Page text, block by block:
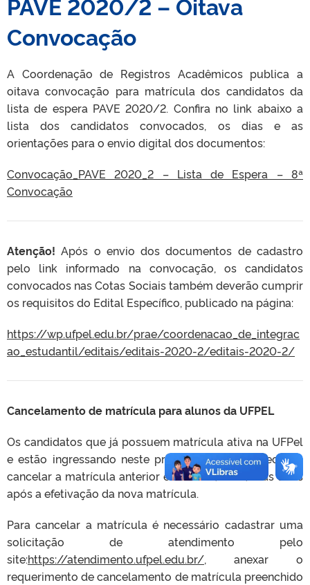
TELEFONES
Convocação
A Coordenação de Registros Acadêmicos publica a
oitava convocação para matrícula dos candidatos da
lista de espera PAVE 2020/2. Confira no link abaixo a
lista dos candidatos convocados, os dias e as
orientações para o envio digital dos documentos:
Convocação_PAVE 2020_2 – Lista de Espera – 8ª
Convocação
Atenção! Após o envio dos documentos de cadastro
pelo link informado na convocação, os candidatos
convocados nas Cotas Sociais também deverão cumprir
os requisitos do Edital Específico, publicado na página:
https://wp.ufpel.edu.br/prae/coordenacao_de_integrac
ao_estudantil/editais/editais-2020-2/editais-2020-2/
Cancelamento de matrícula para alunos da UFPEL
Os candidatos que já possuem matrícula ativa na UFPel
e estão ingressando neste processo seletivo precisam
cancelar a matrícula anterior em até 5 (cinco) dias úteis
após a efetivação da nova matrícula.
Para cancelar a matrícula é necessário cadastrar uma
solicitação de atendimento pelo
site:https://atendimento.ufpel.edu.br/, anexar o
requerimento de cancelamento de matrícula preenchido